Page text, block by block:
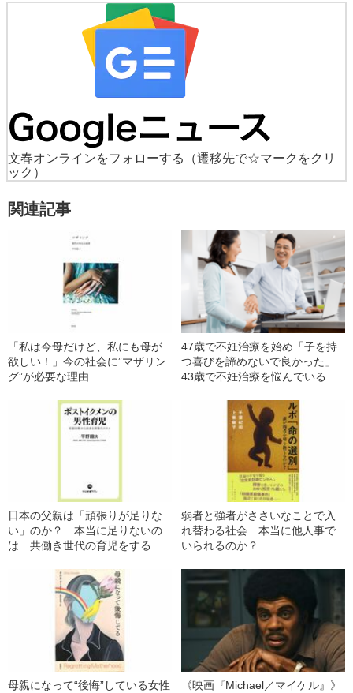
文春オンラインをフォローする
（遷移先で☆マークをクリ
ック）
関連記事
「私は今母だけど、私にも母が
欲しい！」今の社会に”マザリン
グ”が必要な理由
47歳で不妊治療を始め「子を持
つ喜びを諦めないで良かった」
43歳で不妊治療を悩んでいる人
いたいワケ
日本の父親は「頑張りが足りな
い」のか？ 本当に足りないの
は…共働き世代の育児をする男
弱者と強者がささいなことで入
れ替わる社会…本当に他人事で
いられるのか？
母親になって“後悔”している女性
《映画『Michael／マイケル』》